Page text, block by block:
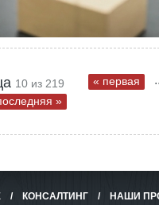
10 из 219 « первая
»
/ КОНСАЛТИНГ/ НАШИ